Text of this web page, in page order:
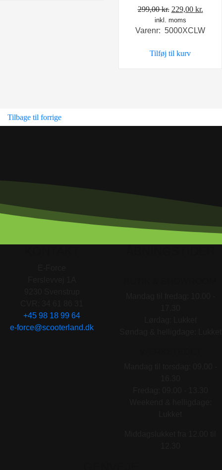
299,00kr. Den
oprindelige
pris
299,00 kr..
229,00 kr.
pris
inkl. moms
Varenr: 5000XCLW
Tilføj til kurv
Tilbage til forrige
+45 98 18 99 64
e-force@scooterland.dk